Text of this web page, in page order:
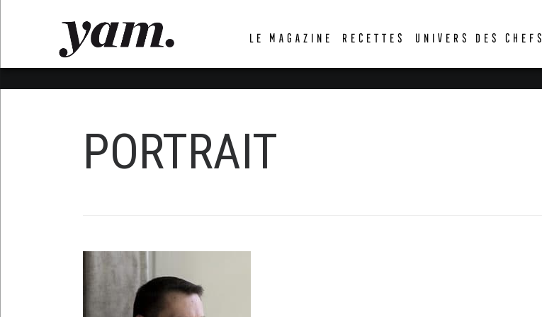
LE MAGAZINE RECETTES UNIVERS DES CHEFS
PORTRAIT